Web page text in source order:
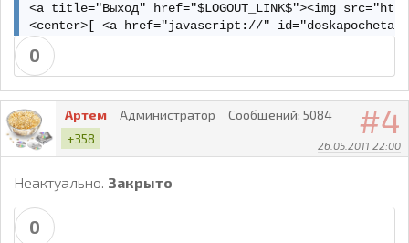
<a title="Выход" href="$LOGOUT_LINK$"><img
<center>[ <a href="javascript://"
<?endif?></div>
$LOGIN_FORM$
<!-- //Конец мини профиля -->
</div>
<div id="doskapoch" style="display:none;">
<!-- Управление профилем --><center>
<a href="/load/0-0-0-0-1">Добавить файл на сайт</
<a href="/index/11 "target="blank">Редактировать
0
4
26.05.2011 22:00
Артем Администратор Сообщений: 5084
+358
Неактуально. Закрыто
0